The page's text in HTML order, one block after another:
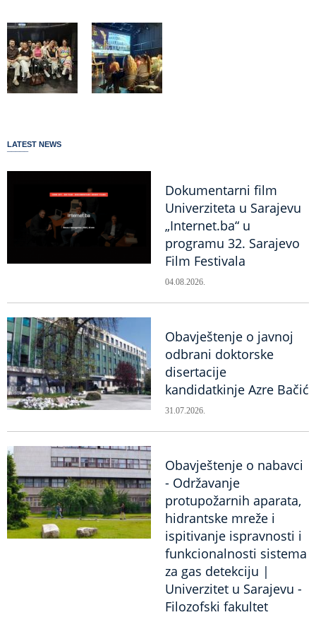
LATEST NEWS
Dokumentarni film
Univerziteta u Sarajevu
„Internet.ba“ u
programu 32. Sarajevo
Film Festivala
04.08.2026.
Obavještenje o javnoj
odbrani doktorske
disertacije
kandidatkinje Azre Bačić
31.07.2026.
Obavještenje o nabavci
- Održavanje
protupožarnih aparata,
hidrantske mreže i
ispitivanje ispravnosti i
funkcionalnosti sistema
za gas detekciju |
Univerzitet u Sarajevu -
Filozofski fakultet